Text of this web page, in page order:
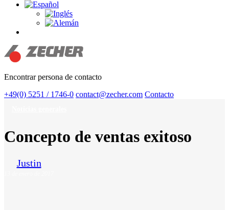
Encontrar persona de contacto
+49(0) 5251 / 1746-0 contact@zecher.com Contacto
Concepto de ventas exitoso
Justin